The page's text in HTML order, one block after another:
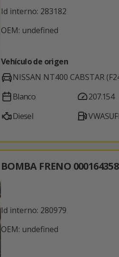
Id interno: 283182
OEM: undefined
Vehículo de origen
NISSAN NT400 CABSTAR
Blanco
Diesel
207.154
BOMBA FRENO
Id interno: 280979
OEM: undefined